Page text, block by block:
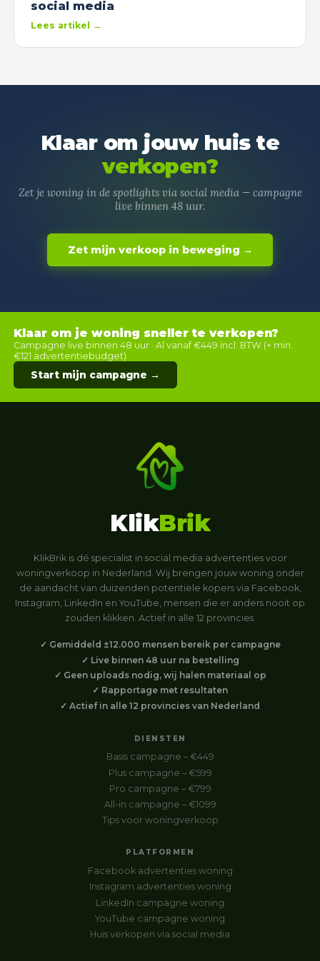
social media
Lees artikel →
Klaar om jouw huis te
verkopen?
Zet je woning in de spotlights via social media — campagne
live binnen 48 uur.
Zet mijn verkoop in beweging →
Klaar om je woning sneller te verkopen?
Campagne live binnen 48 uur · Al vanaf €449 incl. BTW (+ min.
€121 advertentiebudget)
Start mijn campagne →
KlikBrik
KlikBrik is dé specialist in social media advertenties voor
woningverkoop in Nederland. Wij brengen jouw woning onder
de aandacht van duizenden potentiële kopers via Facebook,
Instagram, LinkedIn en YouTube, mensen die er anders nooit op
zouden klikken. Actief in alle 12 provincies.
✓ Gemiddeld ±12.000 mensen bereik per campagne
✓ Live binnen 48 uur na bestelling
✓ Geen uploads nodig, wij halen materiaal op
✓ Rapportage met resultaten
✓ Actief in alle 12 provincies van Nederland
DIENSTEN
Basis campagne – €449
Plus campagne – €599
Pro campagne – €799
All-in campagne – €1099
Tips voor woningverkoop
PLATFORMEN
Facebook advertenties woning
Instagram advertenties woning
LinkedIn campagne woning
YouTube campagne woning
Huis verkopen via social media